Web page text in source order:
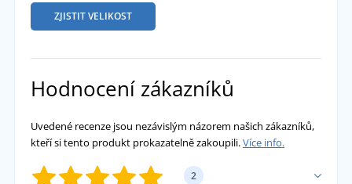
ZJISTIT VELIKOST
Hodnocení zákazníků
Uvedené recenze jsou nezávislým názorem našich zákazníků,
kteří si tento produkt prokazatelně zakoupili.Více info.
2